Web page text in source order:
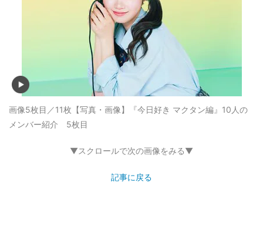
画像5枚目／11枚 【写真・画像】『今日好き マクタン編』10人の
メンバー紹介 5枚目
▼スクロールで次の画像をみる▼
記事に戻る